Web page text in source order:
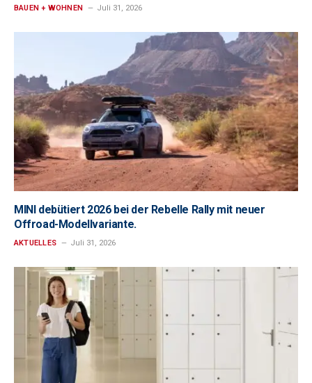
BAUEN + WOHNEN Juli 31, 2026
MINI debütiert 2026 bei der Rebelle Rally mit neuer
Offroad-Modellvariante.
AKTUELLES Juli 31, 2026